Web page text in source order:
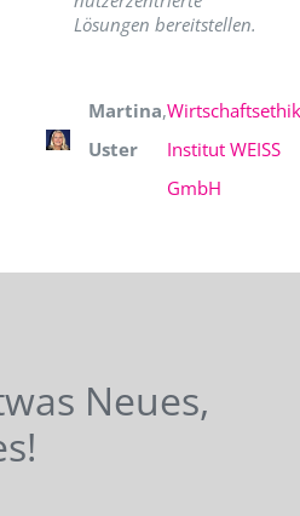
Lösungen bereitstellen.
Martina
Uster
,Wirtschaftsethik
Institut WEISS
GmbH
Neues,